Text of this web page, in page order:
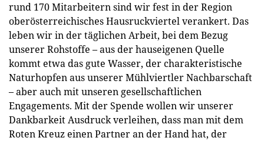
rund 170 Mitarbeitern sind wir fest in der Region
oberösterreichisches Hausruckviertel verankert. Das
leben wir in der täglichen Arbeit, bei dem Bezug
unserer Rohstoffe – aus der hauseigenen Quelle
kommt etwa das gute Wasser, der charakteristische
Naturhopfen aus unserer Mühlviertler Nachbarschaft
– aber auch mit unseren gesellschaftlichen
Engagements. Mit der Spende wollen wir unserer
Dankbarkeit Ausdruck verleihen, dass man mit dem
Roten Kreuz einen Partner an der Hand hat, der